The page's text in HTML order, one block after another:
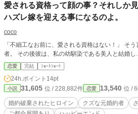
愛される資格って顔の事？それしか
ハズレ嫁を迎える事になるのよ。
coco
「不細工なお前に、愛される資格はない！」 そ
者。 その後彼は、私の幼馴染である美人と結婚
恋愛 完結 ｼｮｰﾄｼｮｰﾄ
24h.ポイント 14pt
小説 31,605 位 / 228,882件 恋愛 13,540 位 /
婚約破棄されたヒロイン クズな元婚約者